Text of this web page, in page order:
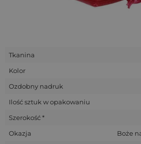
Tkanina
Kolor
Ozdobny nadruk
Ilość sztuk w opakowaniu
Szerokość *
Okazja
Boże